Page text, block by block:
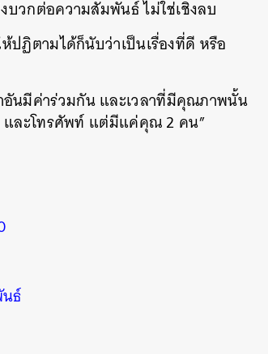
บวกต่อความสัมพันธ์ ไม่ใช่เชิงลบ
ปฏิตามได้ก็นับว่าเป็นเรื่องที่ดี หรือ
อันมีค่าร่วมกัน และเวลาที่มีคุณภาพนั้น
และโทรศัพท์ แต่มีแค่คุณ 2 คน”
ธ์